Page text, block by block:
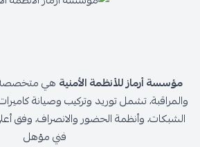
مؤسسة أرماز للأنظمة الأمنية هي متخصصة
والمراقبة، تشمل توريد وتركيب وصيانة كاميرات
الشبكات، وأنظمة الحضور والانصراف، وفق
فني مؤهل